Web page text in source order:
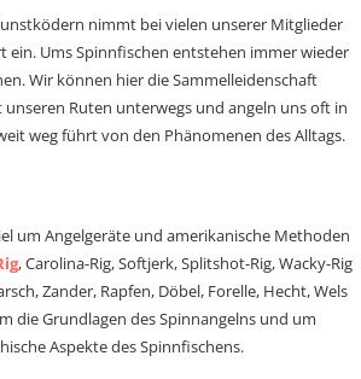
nimmt bei vielen unserer Mitglieder
ein. Ums Spinnfischen entstehen immer wieder
Wir können hier die Sammelleidenschaft
Ruten unterwegs und angeln uns oft in
weg führt von den Phänomenen des Alltags.
um Angelgeräte und amerikanische Methoden
, Carolina-Rig, Softjerk, Splitshot-Rig, Wacky-Rig
Zander, Rapfen, Döbel, Forelle, Hecht, Wels
die Grundlagen des Spinnangelns und um
Aspekte des Spinnfischens.